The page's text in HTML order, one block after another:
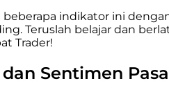
indikator ini
Teruslah belajar dan
Trader!
Sentimen